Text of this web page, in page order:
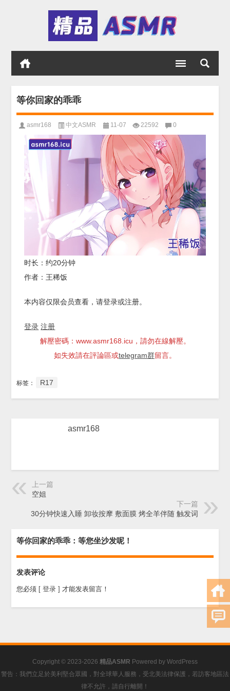
等你回家的乖乖
asmr168 中文ASMR 11-07 22592 0
时长：约20分钟
作者：王稀饭
本内容仅限会员查看，请登录或注册。
登录 注册
解壓密碼：www.asmr168.icu，請勿在線解壓。
如失效請在評論區或telegram群留言。
标签： R17
asmr168
上一篇
空姐
下一篇
30分钟快速入睡 卸妆按摩 敷面膜 烤全羊伴随 触发词
等你回家的乖乖：等您坐沙发呢！
发表评论
您必须 [ 登录 ] 才能发表留言！
Copyright © 2023-2026 精品ASMR Powered by WordPress
警告：我們立足於美利堅合眾國，對全球華人服務，受北美法律保護，若訪客地區法
律不允許，請自行離開！